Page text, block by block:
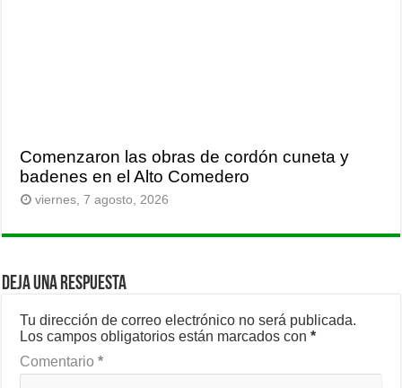
Comenzaron las obras de cordón cuneta y
badenes en el Alto Comedero
viernes, 7 agosto, 2026
Deja una respuesta
Tu dirección de correo electrónico no será publicada.
Los campos obligatorios están marcados con*
Comentario*